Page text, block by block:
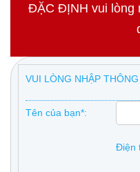
ĐẶC ĐỊNH vui lòng
VUI LÒNG NHẬP
Tên của bạn*:
Điện